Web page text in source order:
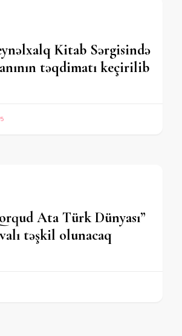
Kitab Sərgisində
təqdimatı keçirilib
Ata Türk Dünyası”
təşkil olunacaq